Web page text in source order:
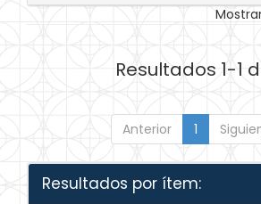
Resultados 1-1
Anterior 1
Resultados por ítem: